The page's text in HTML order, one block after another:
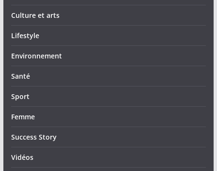
Culture et arts
Lifestyle
Environnement
Santé
Sport
Femme
Success Story
Vidéos